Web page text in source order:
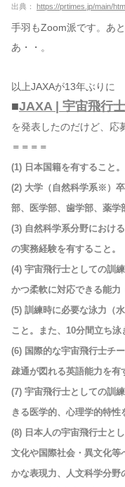
出典： https://prtimes.jp/main/
手羽もZoom派です。あ
あ・・。
以上JAXAが13年ぶりに
■JAXA | 宇宙飛行
を発表したのだけど、応
＝＝＝＝
(1) 日本国籍を有すること。
(2) 大学（自然科学系※）
部、医学部、歯学部、薬学
(3) 自然科学系分野におけ
の実務経験を有すること。
(4) 宇宙飛行士としての訓
かつ柔軟に対応できる能力
(5) 訓練時に必要な泳力（
こと。また、10分間立ち泳
(6) 国際的な宇宙飛行士チ
疎通が図れる英語能力を有
(7) 宇宙飛行士としての訓
きる医学的、心理学的特性
(8) 日本人の宇宙飛行士と
文化や国際社会・異文化等
かな表現力、人文科学分野